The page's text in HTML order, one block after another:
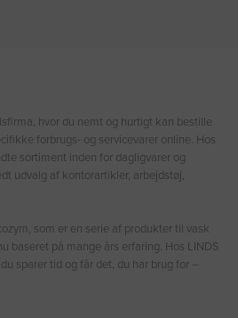
hvor du nemt og hurtigt kan bestille
forbrugs- og servicevarer online. Hos
sortiment inden for dagligvarer og
udvalg af kontorartikler, arbejdstøj,
som er en serie af produkter til vask
baseret på mange års erfaring. Hos LINDS
sparer tid og får det, du har brug for –